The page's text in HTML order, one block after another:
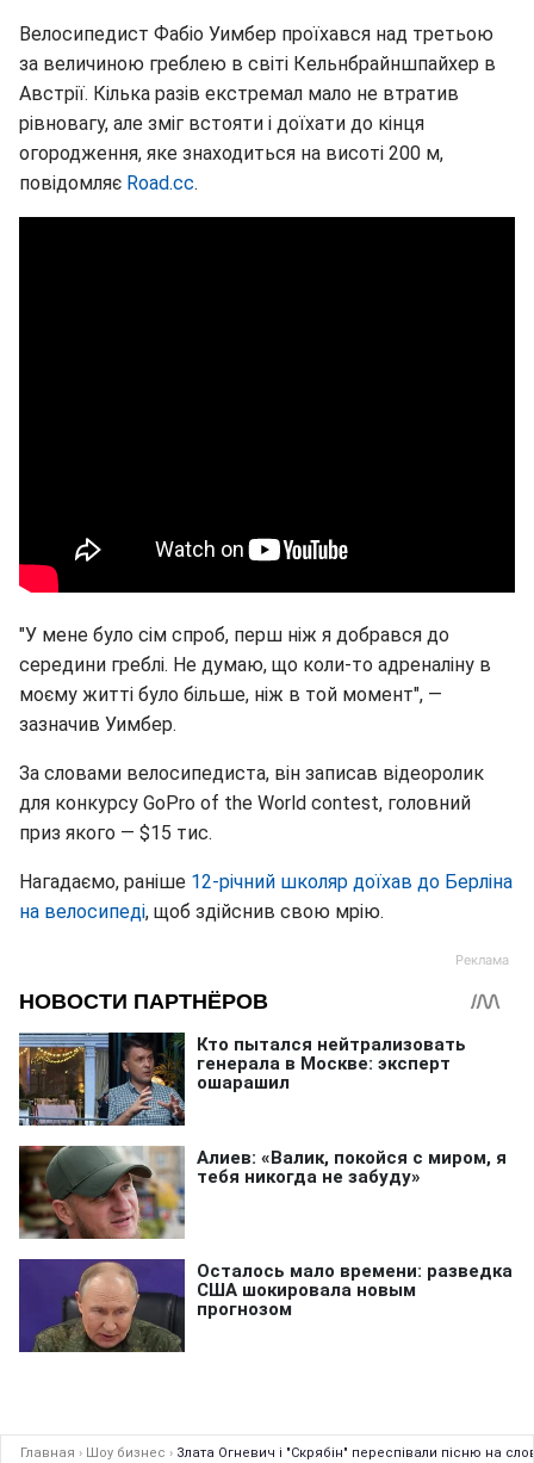
Велосипедист Фабіо Уимбер проїхався над третьою
за величиною греблею в світі Кельнбрайншпайхер в
Австрії. Кілька разів екстремал мало не втратив
рівновагу, але зміг встояти і доїхати до кінця
огородження, яке знаходиться на висоті 200 м,
повідомляє Road.cc.
"У мене було сім спроб, перш ніж я добрався до
середини греблі. Не думаю, що коли-то адреналіну в
моєму житті було більше, ніж в той момент", —
зазначив Уимбер.
За словами велосипедиста, він записав відеоролик
для конкурсу GoPro of the World contest, головний
приз якого — $15 тис.
Нагадаємо, раніше 12-річний школяр доїхав до Берліна
на велосипеді, щоб здійснив свою мрію.
Главная › Шоу бизнес › Злата Огневич і "Скрябін" переспівали пісню на